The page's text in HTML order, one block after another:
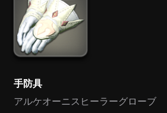
手防具
アルケオーニスヒーラーグローブ